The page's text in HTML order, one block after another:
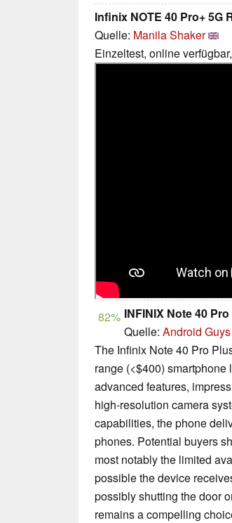
Infinix NOTE 40 Pro+ 5G
Quelle: Manila Shaker
Einzeltest, online
82% INFINIX Note 40
Quelle: Android Guys
The Infinix Note 40 Pro
range (<$400)
advanced features,
high-resolution camera
capabilities, the phone
phones. Potential buyers
most notably the limited
possible the device
possibly shutting the door
remains a compelling